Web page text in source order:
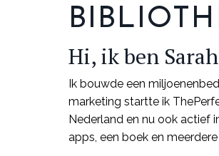
Hi, ik ben Sarah
Ik bouwde een
marketing startte ik
Nederland en nu ook actief
apps, een boek en